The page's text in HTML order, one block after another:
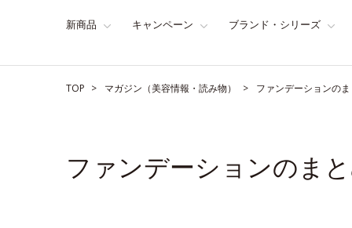
新商品 キャンペーン ブランド・シリーズ
TOP マガジン（美容情報・読み物） ファンデーションの
ファンデーションのま